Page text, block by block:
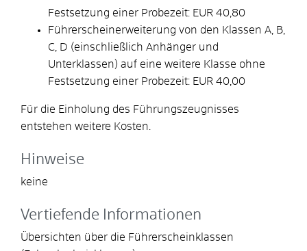
Festsetzung einer Probezeit: EUR 40,80
Führerscheinerweiterung von den Klassen A, B,
C, D (einschließlich Anhänger und
Unterklassen) auf eine weitere Klasse ohne
Festsetzung einer Probezeit: EUR 40,00
Für die Einholung des Führungszeugnisses
entstehen weitere Kosten.
Hinweise
keine
Vertiefende Informationen
Übersichten über die Führerscheinklassen